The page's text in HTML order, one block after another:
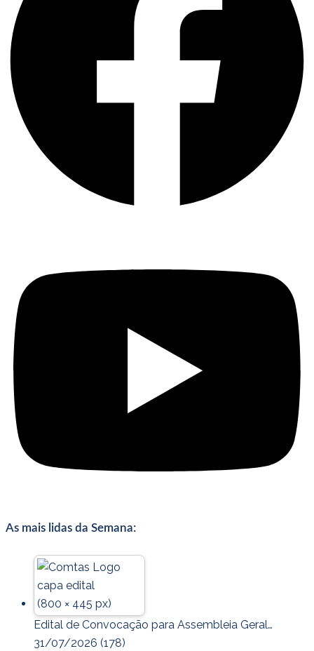
As mais lidas da Semana:
Edital de Convocação para Assembleia Geral…
31/07/2026 (178)